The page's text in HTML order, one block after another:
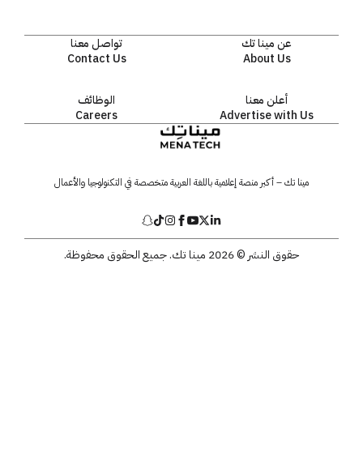
عن مينا تك
About Us
تواصل معنا
Contact Us
أعلن معنا
Advertise with Us
الوظائف
Careers
مينا تك – أكبر منصة إعلامية باللغة العربية متخصصة في التكنولوجيا والأعمال
حقوق النشر © 2026 مينا تك. جميع الحقوق محفوظة.